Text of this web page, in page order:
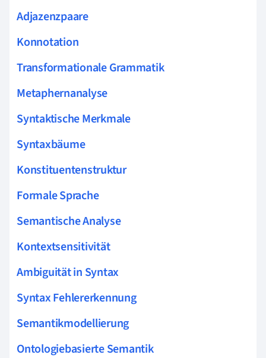
Adjazenzpaare
Konnotation
Transformationale Grammatik
Metaphernanalyse
Syntaktische Merkmale
Syntaxbäume
Konstituentenstruktur
Formale Sprache
Semantische Analyse
Kontextsensitivität
Ambiguität in Syntax
Syntax Fehlererkennung
Semantikmodellierung
Ontologiebasierte Semantik